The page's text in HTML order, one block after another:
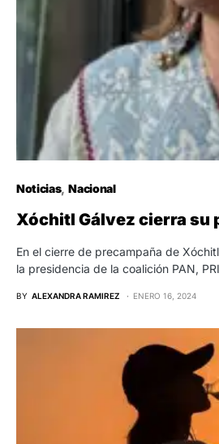
Noticias Nacional
Xóchitl Gálvez cierra su
En el cierre de precampaña de
la presidencia de la coalición PAN,
BY ALEXANDRA RAMIREZ ENERO 16, 2024